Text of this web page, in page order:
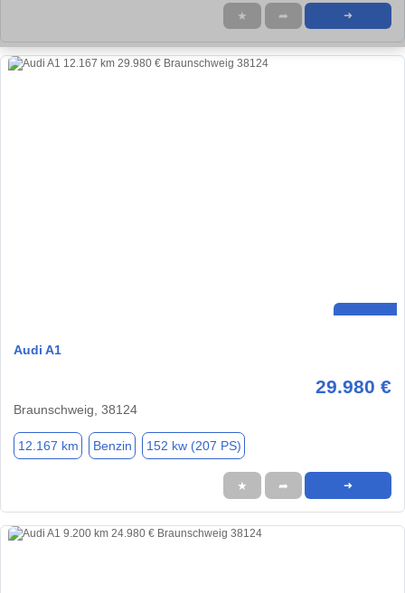
★ ➦ ➜
Audi A1
29.980 €
Braunschweig, 38124
12.167 km Benzin 152 kw (207 PS)
★ ➦ ➜